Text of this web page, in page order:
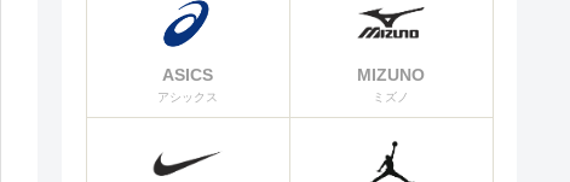
ASICS
アシックス
MIZUNO
ミズノ